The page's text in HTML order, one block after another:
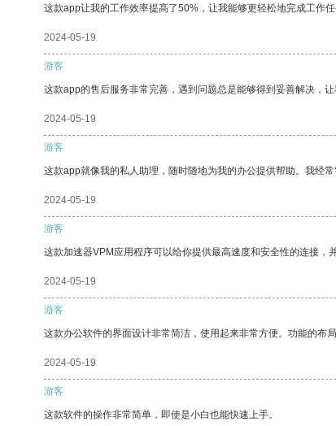
这款app让我的工作效率提高了50%，让我能够更轻松地完成工作
2024-05-19
游客
这款app的售后服务非常完善，遇到问题总是能够得到妥善解决，让
2024-05-19
游客
这款app就像我的私人助理，随时随地为我的办公提供帮助。我经
2024-05-19
游客
这款加速器VPM应用程序可以给你提供最高速度和安全性的连接，
2024-05-19
游客
这款办公软件的界面设计非常简洁，使用起来非常方便。功能的布
2024-05-19
游客
这款软件的操作非常简单，即使是小白也能快速上手。